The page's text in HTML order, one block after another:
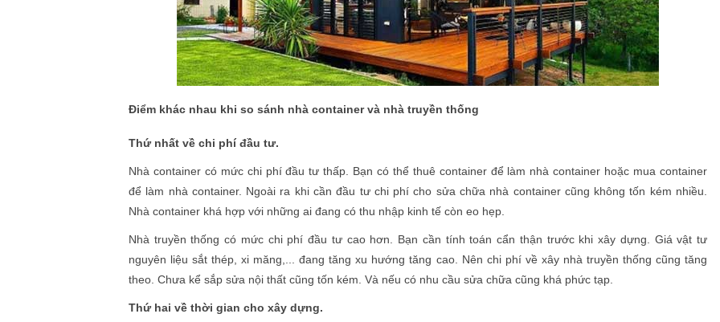
Điểm khác nhau khi so sánh nhà container và nhà truyền thống
Thứ nhất về chi phí đầu tư.
Nhà container có mức chi phí đầu tư thấp. Bạn có thể thuê container để làm nhà container hoặc mua container
để làm nhà container. Ngoài ra khi cần đầu tư chi phí cho sửa chữa nhà container cũng không tốn kém nhiều.
Nhà container khá hợp với những ai đang có thu nhập kinh tế còn eo hẹp.
Nhà truyền thống có mức chi phí đầu tư cao hơn. Bạn cần tính toán cẩn thận trước khi xây dựng. Giá vật tư
nguyên liệu sắt thép, xi măng,... đang tăng xu hướng tăng cao. Nên chi phí về xây nhà truyền thống cũng tăng
theo. Chưa kể sắp sửa nội thất cũng tốn kém. Và nếu có nhu cầu sửa chữa cũng khá phức tạp.
Thứ hai về thời gian cho xây dựng.